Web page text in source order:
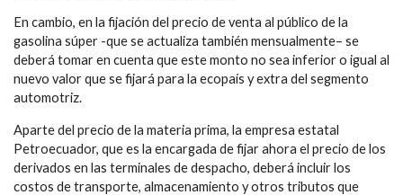
En cambio, en la fijación del precio de venta al público de la
gasolina súper -que se actualiza también mensualmente– se
deberá tomar en cuenta que este monto no sea inferior o igual al
nuevo valor que se fijará para la ecopaís y extra del segmento
automotriz.
Aparte del precio de la materia prima, la empresa estatal
Petroecuador, que es la encargada de fijar ahora el precio de los
derivados en las terminales de despacho, deberá incluir los
costos de transporte, almacenamiento y otros tributos que